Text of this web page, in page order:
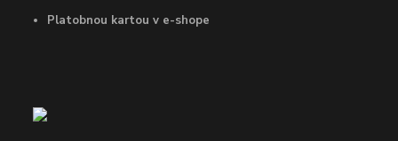
Platobnou kartou v e-shope